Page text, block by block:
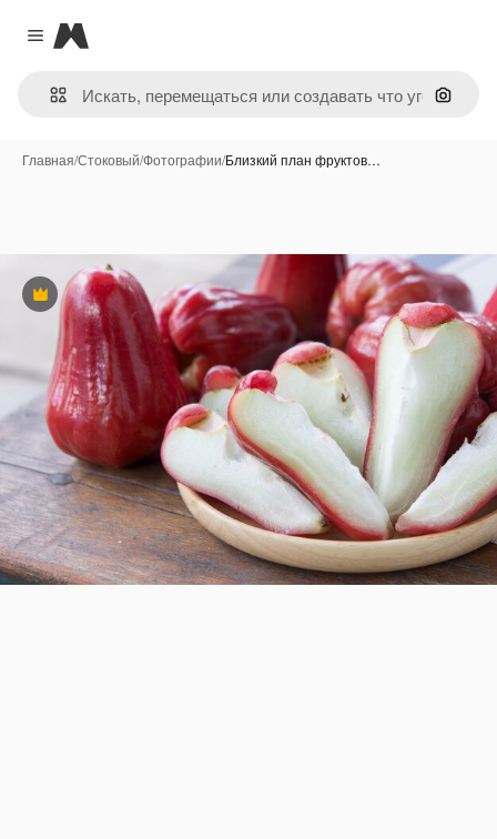
Close menu
Magnific
Поиск
Главная/Стоковый/Фотографии/Близкий план фруктов…
Премиум